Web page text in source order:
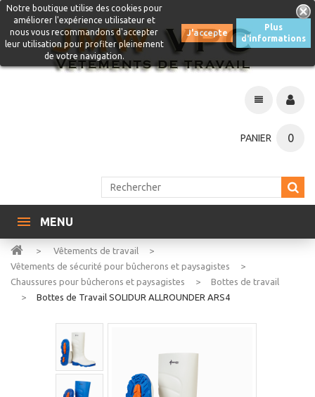
PANIER 0
Notre boutique utilise des cookies pour
améliorer l'expérience utilisateur et
nous vous recommandons d'accepter
leur utilisation pour profiter pleinement
de votre navigation.
J'accepte
Plus
d'informations
MENU
> Vêtements de travail
>
Vêtements de sécurité pour bûcherons et paysagistes
>
Chaussures pour bûcherons et paysagistes
>
Bottes de travail
>
Bottes de Travail SOLIDUR ALLROUNDER ARS4